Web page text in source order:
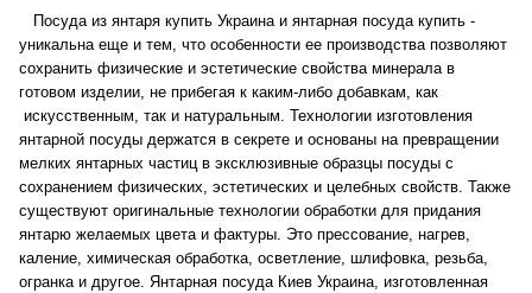
Посуда из янтаря купить Украина и янтарная посуда купить -
уникальна еще и тем, что особенности ее производства позволяют
сохранить физические и эстетические свойства минерала в
готовом изделии, не прибегая к каким-либо добавкам, как
искусственным, так и натуральным. Технологии изготовления
янтарной посуды держатся в секрете и основаны на превращении
мелких янтарных частиц в эксклюзивные образцы посуды с
сохранением физических, эстетических и целебных свойств. Также
существуют оригинальные технологии обработки для придания
янтарю желаемых цвета и фактуры. Это прессование, нагрев,
каление, химическая обработка, осветление, шлифовка, резьба,
огранка и другое. Янтарная посуда Киев Украина, изготовленная